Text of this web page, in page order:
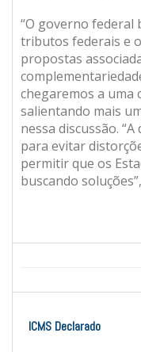
“O governo federal
tributos federais e
propostas
chegaremos a uma
salientando mais
nessa discussão.
para evitar
permitir que os
buscando
ICMS Declarado